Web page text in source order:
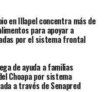
en Illapel concentra más de
para apoyar a
por el sistema frontal
de ayuda a familias
Choapa por sistema
a través de Senapred